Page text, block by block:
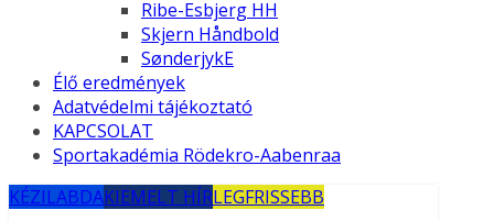
Ribe-Esbjerg HH
Skjern Håndbold
SønderjykE
Élő eredmények
Adatvédelmi tájékoztató
KAPCSOLAT
Sportakadémia Rödekro-Aabenraa
KÉZILABDAKIEMELT HÍRLEGFRISSEBB